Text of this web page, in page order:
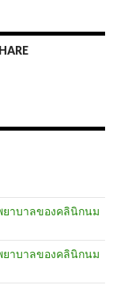
าบาลของคลินิกนม
าบาลของคลินิกนม